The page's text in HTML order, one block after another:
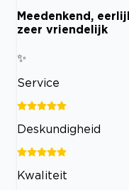
Meedenkend,
zeer vriendelijk
✨
Service
Deskundigheid
Kwaliteit